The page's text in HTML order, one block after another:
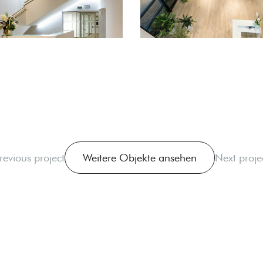
project Weitere Objekte ansehen Next